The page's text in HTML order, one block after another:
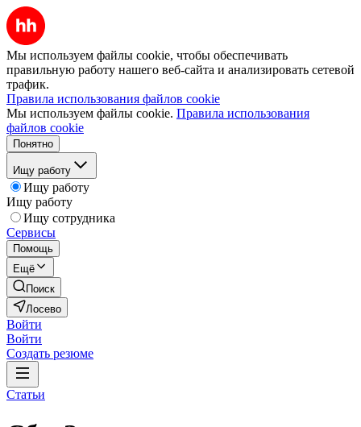
Мы используем файлы cookie, чтобы обеспечивать
правильную работу нашего веб-сайта и анализировать сетевой
трафик.
Правила использования файлов cookie
Мы используем файлы cookie. Правила использования
файлов cookie
Понятно
Ищу работу
Ищу работу
Ищу работу
Ищу сотрудника
Сервисы
Помощь
Ещё
Поиск
Лосево
Войти
Войти
Создать резюме
Статьи